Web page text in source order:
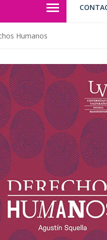
Humanos